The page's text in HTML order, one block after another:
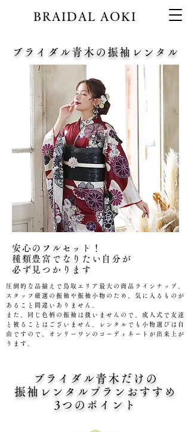
BRAIDAL AOKI
ブライダル青木の振袖レンタル
安心のフルセット！
種類豊富でなりたい自分が
​必ず見つかります
圧倒的な品揃えで鳥取エリア最大の商品ラインナップ。
スタッフ厳選の振袖や振袖小物のため、気に入るものが
あること間違いありません。
また、同じ色柄の振袖は扱いませんので、成人式で友達
と被ることはございません。レンタルでも小物選びは自
由ですので、オンリーワンのコーディネートが出来上が
ります。
ブライダル青木だけの
​振袖レンタルプランおすすめ
3つのポイント